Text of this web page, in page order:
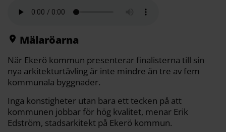
b
k
t
Mälaröarna
När Ekerö kommun presenterar finalisterna till sin
nya arkitekturtävling är inte mindre än tre av fem
kommunala byggnader.
Inga konstigheter utan bara ett tecken på att
kommunen jobbar för hög kvalitet, menar Erik
Edström, stadsarkitekt på Ekerö kommun.